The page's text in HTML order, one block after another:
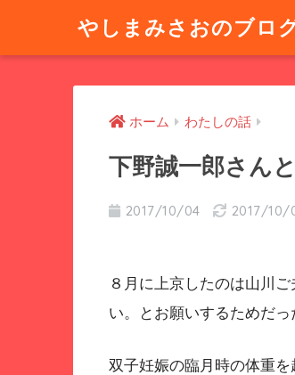
やしまみさおのブロ
ホーム わたしの話
下野誠一郎さん
2017/10/04 2017/10/
８月に上京したのは山川
い。とお願いするためだっ
双子妊娠の臨月時の体重